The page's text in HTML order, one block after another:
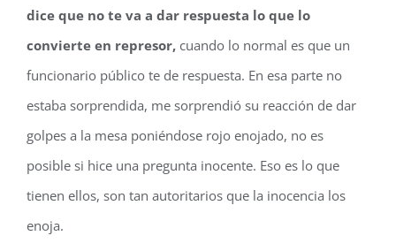
dice que no te va a dar respuesta lo que lo
convierte en represor, cuando lo normal es que un
funcionario público te de respuesta. En esa parte no
estaba sorprendida, me sorprendió su reacción de dar
golpes a la mesa poniéndose rojo enojado, no es
posible si hice una pregunta inocente. Eso es lo que
tienen ellos, son tan autoritarios que la inocencia los
enoja.